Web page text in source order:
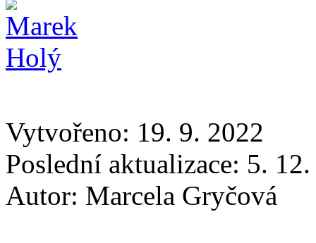
Vytvořeno: 19. 9. 2022
Poslední aktualizace: 5.
Autor: Marcela Gryčová